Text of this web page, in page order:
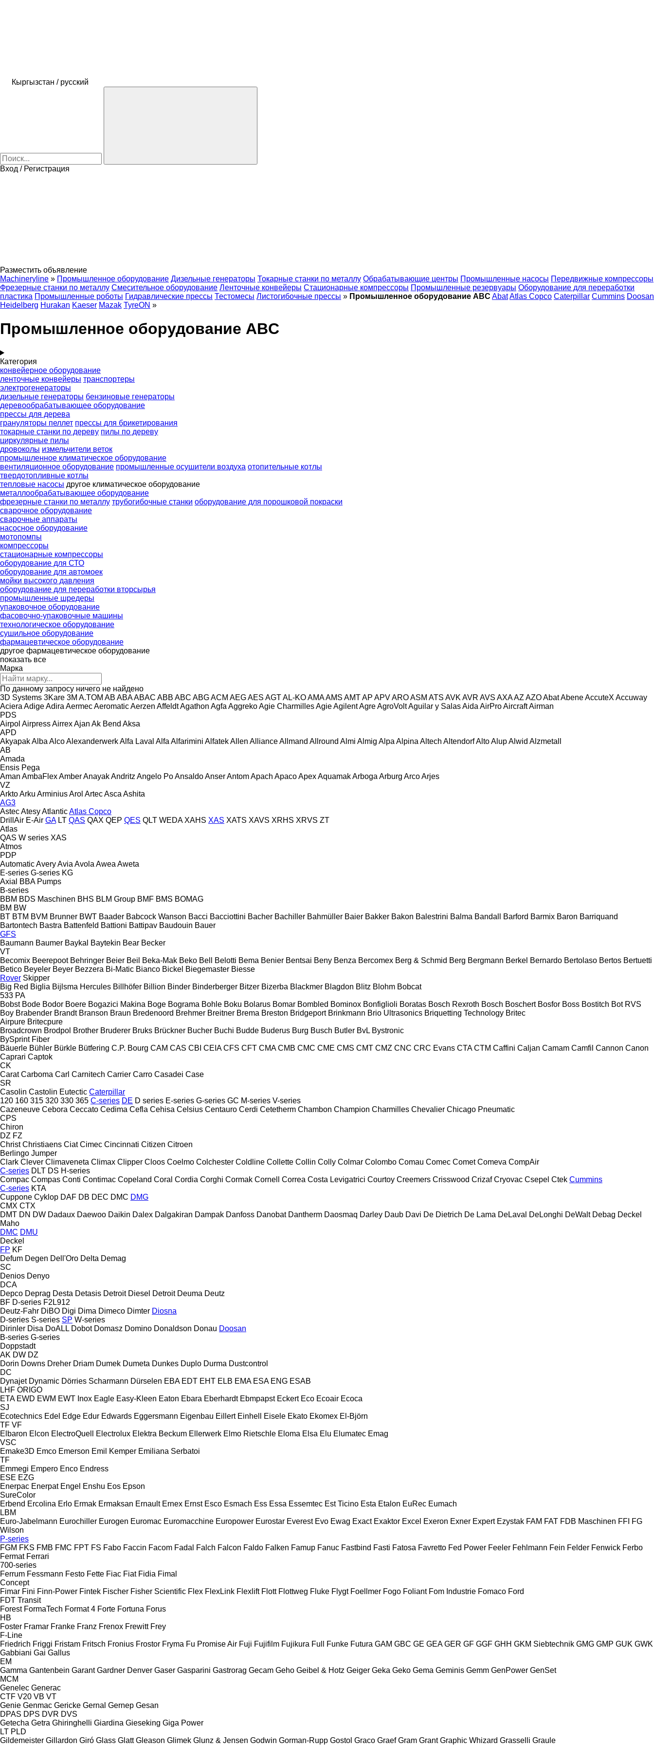
Кыргызстан / русский
Вход / Регистрация
Разместить объявление
Machineryline » Промышленное оборудование Дизельные генераторы Токарные станки по металлу Обрабатывающие центры Промышленные насосы Передвижные компрессоры
Фрезерные станки по металлу Смесительное оборудование Ленточные конвейеры Стационарные компрессоры Промышленные резервуары Оборудование для переработки
пластика Промышленные роботы Гидравлические прессы Тестомесы Листогибочные прессы » Промышленное оборудование ABC AbatAtlas Copco Caterpillar Cummins Doosan
Heidelberg Hurakan Kaeser Mazak TyreON »
Промышленное оборудование ABC
Категория
конвейерное оборудование
ленточные конвейеры транспортеры
электрогенераторы
дизельные генераторы бензиновые генераторы
деревообрабатывающее оборудование
прессы для дерева
грануляторы пеллет прессы для брикетирования
токарные станки по дереву пилы по дереву
циркулярные пилы
дровоколы измельчители веток
промышленное климатическое оборудование
вентиляционное оборудование промышленные осушители воздуха отопительные котлы
твердотопливные котлы
тепловые насосы другое климатическое оборудование
металлообрабатывающее оборудование
фрезерные станки по металлу трубогибочные станки оборудование для порошковой покраски
сварочное оборудование
сварочные аппараты
насосное оборудование
мотопомпы
компрессоры
стационарные компрессоры
оборудование для СТО
оборудование для автомоек
мойки высокого давления
оборудование для переработки вторсырья
промышленные шредеры
упаковочное оборудование
фасовочно-упаковочные машины
технологическое оборудование
сушильное оборудование
фармацевтическое оборудование
другое фармацевтическое оборудование
показать все
Марка
По данному запросу ничего не найдено
3D Systems 3Kare 3M A.TOM AB ABAABAC ABB ABC ABGACM AEGAES AGTAL-KOAMAAMS AMTAP APVAROASM ATS AVK AVR AVS AXAAZ AZOAbatAbeneAccuteX Accuway
Aciera AdigeAdira AermecAeromaticAerzen AffeldtAgathon Agfa AggrekoAgie CharmillesAgieAgilentAgreAgroVoltAguilar y SalasAida AirProAircraftAirman
PDS
Airpol AirpressAirrexAjan Ak Bend Aksa
APD
AkyapakAlba AlcoAlexanderwerkAlfa Laval Alfa Alfarimini AlfatekAllen AllianceAllmand Allround Almi Almig Alpa Alpina Altech AltendorfAltoAlupAlwid Alzmetall
AB
Amada
Ensis Pega
Aman AmbaFlexAmberAnayakAndritz Angelo PoAnsaldoAnserAntomApach ApacoApexAquamakArboga Arburg ArcoArjes
VZ
ArktoArku ArminiusArol ArtecAsca Ashita
AG3
AstecAtesyAtlanticAtlas Copco
DrillAir E-Air GA LT QAS QAX QEP QES QLT WEDA XAHS XAS XATS XAVS XRHS XRVS ZT
Atlas
QAS W series XAS
Atmos
PDP
AutomaticAveryAvia Avola Awea Aweta
E-series G-series KG
Axial
BBA Pumps
B-series
BBM BDS Maschinen BHS BLM Group BMF BMS BOMAG
BM BW
BT BTM BVM Brunner BWT Baader Babcock Wanson Bacci Bacciottini Bacher Bachiller Bahmüller Baier Bakker Bakon Balestrini Balma Bandall Barford Barmix Baron Barriquand
Bartontech Bastra Battenfeld Battioni Battipav Baudouin Bauer
GFS
Baumann Baumer Baykal Baytekin Bear Becker
VT
Becomix Beerepoot Behringer Beier Beil Beka-Mak Beko Bell Belotti Bema Benier Bentsai Beny Benza Bercomex Berg & Schmid Berg Bergmann Berkel Bernardo Bertolaso Bertos Bertuetti
Betico Beyeler Beyer Bezzera Bi-Matic Bianco Bickel Biegemaster Biesse
Rover Skipper
Big Red Biglia Bijlsma Hercules Billhöfer Billion Binder Binderberger Bitzer Bizerba Blackmer Blagdon Blitz Blohm Bobcat
533 PA
Bobst Bode Bodor Boere Bogazici Makina Boge Bograma Bohle Boku Bolarus Bomar Bombled Bominox Bonfiglioli Boratas Bosch Rexroth Bosch Boschert Bosfor Boss Bostitch Bot RVS
Boy Brabender Brandt Branson Braun Bredenoord Brehmer Breitner Brema Breston Bridgeport Brinkmann Brio Ultrasonics Briquetting Technology Britec
Airpure Britecpure
Broadcrown Brodpol Brother Bruderer Bruks Brückner Bucher Buchi Budde Buderus Burg Busch Butler BvL Bystronic
BySprint Fiber
Bäuerle Bühler Bürkle Bütfering C.P. Bourg CAM CAS CBI CEIA CFS CFT CMA CMB CMC CME CMS CMT CMZ CNC CRC Evans CTA CTM Caffini Caljan Camam Camfil Cannon Canon
Caprari Captok
CK
Carat Carboma Carl Carnitech Carrier Carro Casadei Case
SR
Casolin Castolin Eutectic Caterpillar
120 160 315 320 330 365 C-series DE D series E-series G-series GC M-series V-series
Cazeneuve Cebora Ceccato Cedima Cefla Cehisa Celsius Centauro Cerdi Cetetherm Chambon Champion Charmilles Chevalier Chicago Pneumatic
CPS
Chiron
DZ FZ
Christ Christiaens Ciat Cimec Cincinnati Citizen Citroen
Berlingo Jumper
Clark Clever Climaveneta Climax Clipper Cloos Coelmo Colchester Coldline Collette Collin Colly Colmar Colombo Comau Comec Comet Comeva CompAir
C-series DLT DS H-series
Compac Compas Conti Contimac Copeland Coral Cordia Corghi Cormak Cornell Correa Costa Levigatrici Courtoy Creemers Crisswood Crizaf Cryovac Csepel Ctek Cummins
C-series KTA
Cuppone Cyklop DAF DB DEC DMC DMG
CMX CTX
DMT DN DW Dadaux Daewoo Daikin Dalex Dalgakiran Dampak Danfoss Danobat Dantherm Daosmaq Darley Daub Davi De Dietrich De Lama DeLaval DeLonghi DeWalt Debag Deckel
Maho
DMC DMU
Deckel
FP KF
Defum Degen Dell'Oro Delta Demag
SC
Denios Denyo
DCA
Depco Deprag Desta Detasis Detroit Diesel Detroit Deuma Deutz
BF D-series F2L912
Deutz-Fahr DiBO Digi Dima Dimeco Dimter Diosna
D-series S-series SP W-series
Dirinler Disa DoALL Dobot Domasz Domino Donaldson Donau Doosan
B-series G-series
Doppstadt
AK DW DZ
Dorin Downs Dreher Driam Dumek Dumeta Dunkes Duplo Durma Dustcontrol
DC
Dynajet Dynamic Dörries Scharmann Dürselen EBA EDT EHT ELB EMA ESA ENG ESAB
LHF ORIGO
ETA EWD EWM EWT Inox Eagle Easy-Kleen Eaton Ebara Eberhardt Ebmpapst Eckert Eco Ecoair Ecoca
SJ
Ecotechnics Edel Edge Edur Edwards Eggersmann Eigenbau Eillert Einhell Eisele Ekato Ekomex El-Björn
TF VF
Elbaron Elcon ElectroQuell Electrolux Elektra Beckum Ellerwerk Elmo Rietschle Eloma Elsa Elu Elumatec Emag
VSC
Emake3D Emco Emerson Emil Kemper Emiliana Serbatoi
TF
Emmegi Empero Enco Endress
ESE EZG
Enerpac Enerpat Engel Enshu Eos Epson
SureColor
Erbend Ercolina Erlo Ermak Ermaksan Ernault Ernex Ernst Esco Esmach Ess Essa Essemtec Est Ticino Esta Etalon EuRec Eumach
LBM
Euro-Jabelmann Eurochiller Eurogen Euromac Euromacchine Europower Eurostar Everest Evo Ewag Exact Exaktor Excel Exeron Exner Expert Ezystak FAM FAT FDB Maschinen FFI FG
Wilson
P-series
FGM FKS FMB FMC FPT FS Fabo Faccin Facom Fadal Falch Falcon Faldo Falken Famup Fanuc Fastbind Fasti Fatosa Favretto Fed Power Feeler Fehlmann Fein Felder Fenwick Ferbo
Fermat Ferrari
700-series
Ferrum Fessmann Festo Fette Fiac Fiat Fidia Fimal
Concept
Fimar Fini Finn-Power Fintek Fischer Fisher Scientific Flex FlexLink Flexlift Flott Flottweg Fluke Flygt Foellmer Fogo Foliant Fom Industrie Fomaco Ford
FDT Transit
Forest FormaTech Format 4 Forte Fortuna Forus
HB
Foster Framar Franke Franz Frenox Frewitt Frey
F-Line
Friedrich Friggi Fristam Fritsch Fronius Frostor Fryma Fu Promise Air Fuji Fujifilm Fujikura Full Funke Futura GAM GBC GE GEA GER GF GGF GHH GKM Siebtechnik GMG GMP GUK GWK
Gabbiani Gai Gallus
EM
Gamma Gantenbein Garant Gardner Denver Gaser Gasparini Gastrorag Gecam Geho Geibel & Hotz Geiger Geka Geko Gema Geminis Gemm GenPower GenSet
MCM
Genelec Generac
CTF V20 VB VT
Genie Genmac Gericke Gernal Gernep Gesan
DPAS DPS DVR DVS
Getecha Getra Ghiringhelli Giardina Gieseking Giga Power
LT PLD
Gildemeister Gillardon Giró Glass Glatt Gleason Glimek Glunz & Jensen Godwin Gorman-Rupp Gostol Graco Graef Gram Grant Graphic Whizard Grasselli Graule